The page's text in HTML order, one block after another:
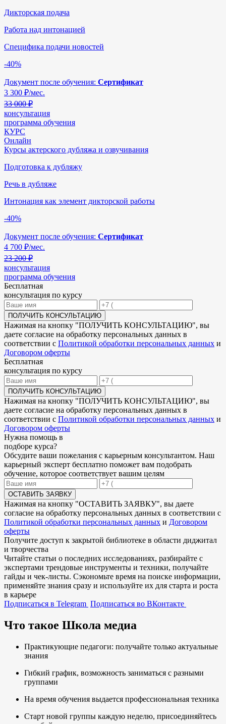
Дикторская подача
Работа над интонацией
Специфика подачи новостей
-40%
Документ после обучения: Сертификат
3 300 ₽/мес.
33 000 ₽
консультация
программа обучения
КУРС
Онлайн
Курсы актерского дубляжа и озвучивания
Подготовка к дубляжу
Речь в дубляже
Интонация как элемент дикторской работы
-40%
Документ после обучения: Сертификат
4 700 ₽/мес.
23 200 ₽
консультация
программа обучения
Бесплатная
консультация по курсу
ПОЛУЧИТЬ КОНСУЛЬТАЦИЮ
Нажимая на кнопку "ПОЛУЧИТЬ КОНСУЛЬТАЦИЮ", вы
даете согласие на обработку персональных данных в
соответствии с Политикой обработки персональных данных и
Договором оферты
Бесплатная
консультация по курсу
ПОЛУЧИТЬ КОНСУЛЬТАЦИЮ
Нажимая на кнопку "ПОЛУЧИТЬ КОНСУЛЬТАЦИЮ", вы
даете согласие на обработку персональных данных в
соответствии с Политикой обработки персональных данных и
Договором оферты
Нужна помощь в
подборе курса?
Обсудите ваши пожелания с карьерным консультантом. Наш
карьерный эксперт бесплатно поможет вам подобрать
обучение, которое соответствует вашим целям
ОСТАВИТЬ ЗАЯВКУ
Нажимая на кнопку "ОСТАВИТЬ ЗАЯВКУ", вы даете
согласие на обработку персональных данных в соответствии с
Политикой обработки персональных данных и Договором
оферты
Получите доступ к закрытой библиотеке в области диджитал
и творчества
Читайте статьи о последних исследованиях, разбирайте с
экспертами трендовые инструменты и техники, получайте
гайды и чек-листы. Сэкономьте время на поиске информации,
применяйте знания сразу и используйте их для старта и роста
в карьере
Подписаться в Telegram Подписаться во ВКонтакте
Что такое Школа медиа
Практикующие педагоги: получайте только актуальные
знания
Гибкий график, возможность заниматься с разными
группами
На время обучения выдается профессиональная техника
Старт новой группы каждую неделю, присоединяйтесь